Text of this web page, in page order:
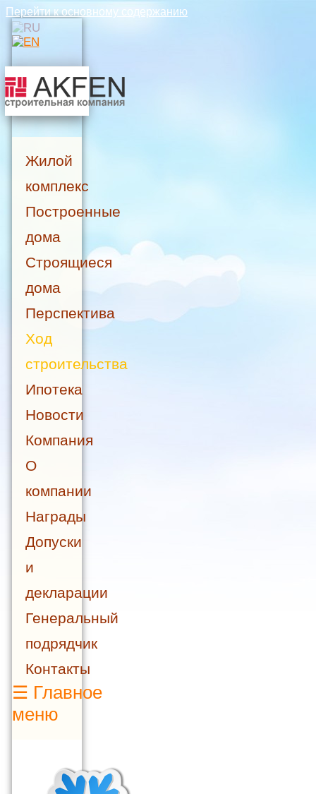
Перейти к основному содержанию
Жилой
комплекс
Построенные
дома
Строящиеся
дома
Перспектива
Ход
строительства
Ипотека
Новости
Компания
О
компании
Награды
Допуски
и
декларации
Генеральный
подрядчик
Контакты
☰ Главное
меню